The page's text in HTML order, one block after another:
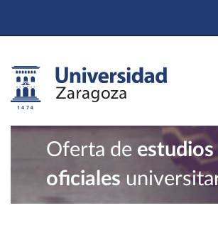
Oferta de estudios
oficiales